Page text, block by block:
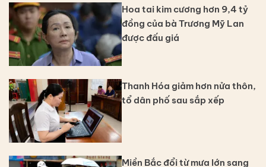
Hoa tai kim cương hơn 9,4 tỷ
đồng của bà Trương Mỹ Lan
được đấu giá
Thanh Hóa giảm hơn nửa thôn,
tổ dân phố sau sắp xếp
Miền Bắc đổi từ mưa lớn sang